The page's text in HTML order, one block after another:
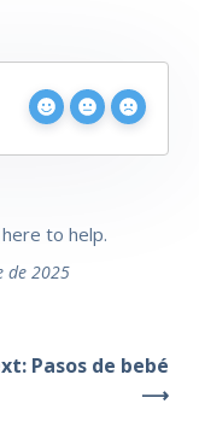
to help.
de 2025
Pasos de bebé
⟶